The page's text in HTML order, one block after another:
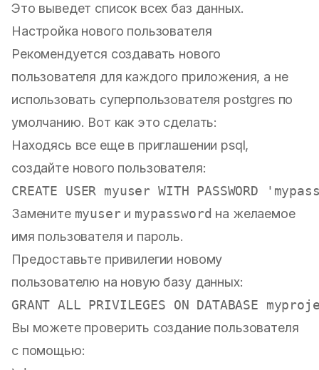
Это выведет список всех баз данных.
Настройка нового пользователя
Рекомендуется создавать нового
пользователя для каждого приложения, а не
использовать суперпользователя postgres по
умолчанию. Вот как это сделать:
Находясь все еще в приглашении psql,
создайте нового пользователя:
CREATE
USER myuser WITH PASSWORD
Замените myuserи mypassword на желаемое
имя пользователя и пароль.
Предоставьте привилегии новому
пользователю на новую базу данных:
GRANT ALL PRIVILEGES ON DATABASE
Вы можете проверить создание пользователя
с помощью: